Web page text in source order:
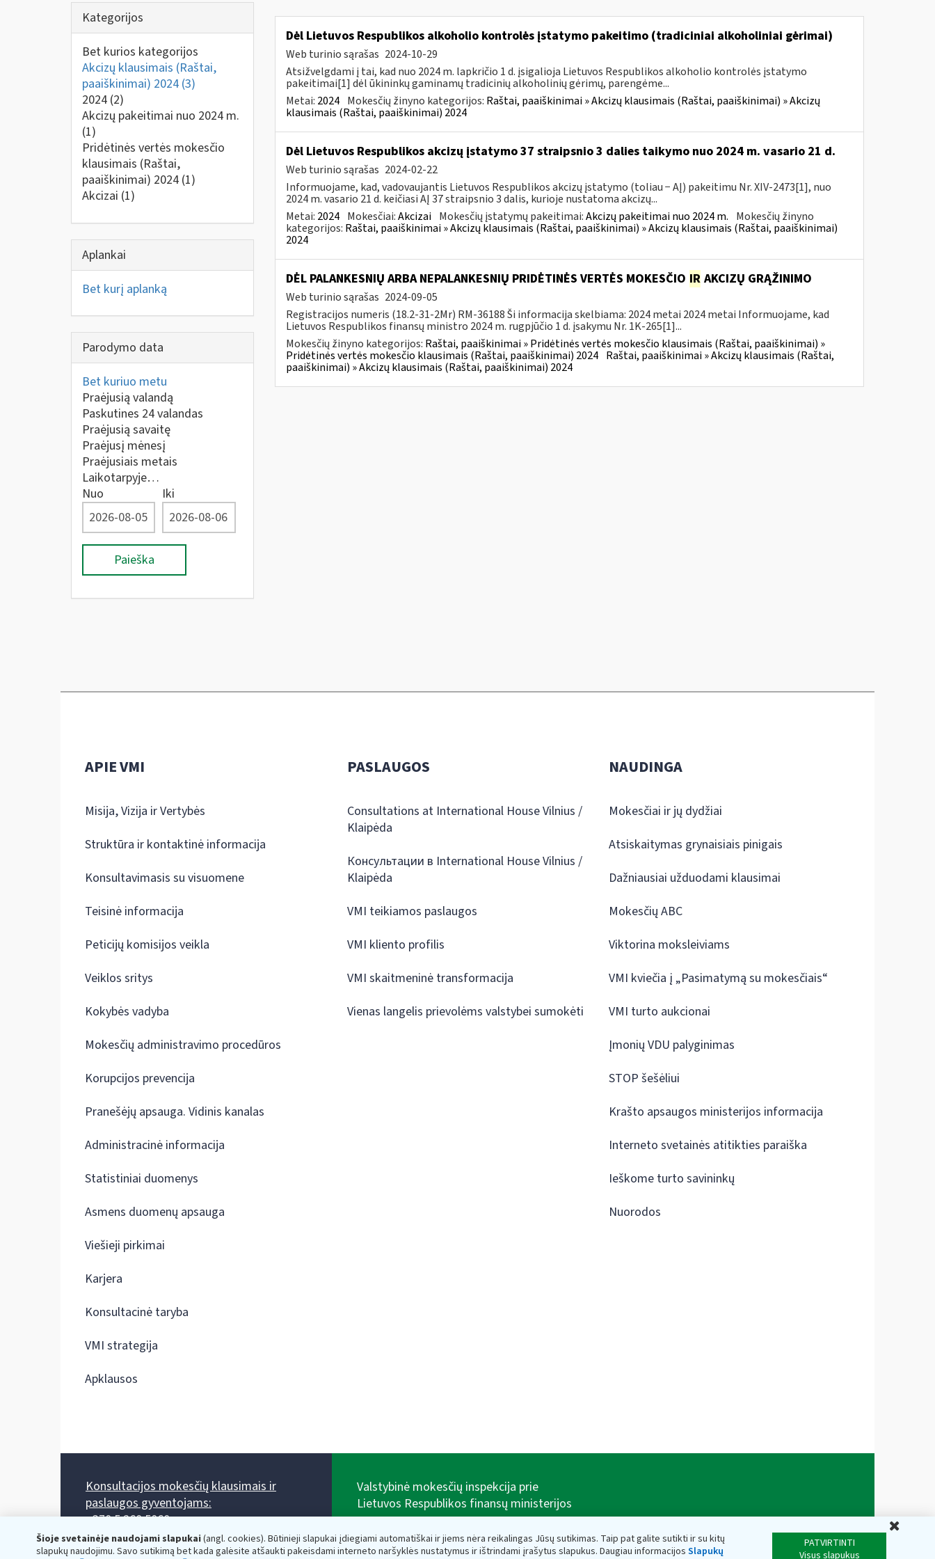
Kategorijos
Bet kurios kategorijos
Akcizų klausimais (Raštai,
paaiškinimai) 2024 (3)
2024 (2)
Akcizų pakeitimai nuo 2024 m.
(1)
Pridėtinės vertės mokesčio
klausimais (Raštai,
paaiškinimai) 2024 (1)
Akcizai (1)
Aplankai
Bet kurį aplanką
Parodymo data
Bet kuriuo metu
Praėjusią valandą
Paskutines 24 valandas
Praėjusią savaitę
Praėjusį mėnesį
Praėjusiais metais
Laikotarpyje…
Nuo
Iki
Paieška
Dėl Lietuvos Respublikos alkoholio kontrolės įstatymo pakeitimo (tradiciniai alkoholiniai gėrimai)
Web turinio sąrašas 2024-10-29
Atsižvelgdami į tai, kad nuo 2024 m. lapkričio 1 d. įsigalioja Lietuvos Respublikos alkoholio kontrolės įstatymo
pakeitimai[1] dėl ūkininkų gaminamų tradicinių alkoholinių gėrimų, parengėme...
Metai: 2024 Mokesčių žinyno kategorijos: Raštai, paaiškinimai » Akcizų klausimais (Raštai, paaiškinimai) » Akcizų
klausimais (Raštai, paaiškinimai) 2024
Dėl Lietuvos Respublikos akcizų įstatymo 37 straipsnio 3 dalies taikymo nuo 2024 m. vasario 21 d.
Web turinio sąrašas 2024-02-22
Informuojame, kad, vadovaujantis Lietuvos Respublikos akcizų įstatymo (toliau − AĮ) pakeitimu Nr. XIV-2473[1], nuo
2024 m. vasario 21 d. keičiasi AĮ 37 straipsnio 3 dalis, kurioje nustatoma akcizų...
Metai: 2024 Mokesčiai:Akcizai Mokesčių įstatymų pakeitimai:Akcizų pakeitimai nuo 2024 m. Mokesčių žinyno
kategorijos: Raštai, paaiškinimai » Akcizų klausimais (Raštai, paaiškinimai) » Akcizų klausimais (Raštai, paaiškinimai)
2024
DĖL PALANKESNIŲ ARBA NEPALANKESNIŲ PRIDĖTINĖS VERTĖS MOKESČIO IR AKCIZŲ GRĄŽINIMO
Web turinio sąrašas 2024-09-05
Registracijos numeris (18.2-31-2Mr) RM-36188 Ši informacija skelbiama: 2024 metai 2024 metai Informuojame, kad
Lietuvos Respublikos finansų ministro 2024 m. rugpjūčio 1 d. įsakymu Nr. 1K-265[1]...
Mokesčių žinyno kategorijos: Raštai, paaiškinimai » Pridėtinės vertės mokesčio klausimais (Raštai, paaiškinimai) »
Pridėtinės vertės mokesčio klausimais (Raštai, paaiškinimai) 2024 Raštai, paaiškinimai » Akcizų klausimais (Raštai,
paaiškinimai) » Akcizų klausimais (Raštai, paaiškinimai) 2024
Šioje svetainėje naudojami slapukai(angl. cookies). Būtinieji slapukai įdiegiami automatiškai ir jiems nėra reikalingas Jūsų sutikimas. Taip pat galite sutikti ir su kitų
slapukų naudojimu. Savo sutikimą bet kada galėsite atšaukti pakeisdami interneto naršyklės nustatymus ir ištrindami įrašytus slapukus. Daugiau informacijos Slapukų
PATVIRTINTI
Visus slapukus
APIE VMI
Misija, Vizija ir Vertybės
Struktūra ir kontaktinė informacija
Konsultavimasis su visuomene
Teisinė informacija
Peticijų komisijos veikla
Veiklos sritys
Kokybės vadyba
Mokesčių administravimo procedūros
Korupcijos prevencija
Pranešėjų apsauga. Vidinis kanalas
Administracinė informacija
Statistiniai duomenys
Asmens duomenų apsauga
Viešieji pirkimai
Karjera
Konsultacinė taryba
VMI strategija
Apklausos
PASLAUGOS
Consultations at International House Vilnius /
Klaipėda
Консультации в International House Vilnius /
Klaipėda
VMI teikiamos paslaugos
VMI kliento profilis
VMI skaitmeninė transformacija
Vienas langelis prievolėms valstybei sumokėti
NAUDINGA
Mokesčiai ir jų dydžiai
Atsiskaitymas grynaisiais pinigais
Dažniausiai užduodami klausimai
Mokesčių ABC
Viktorina moksleiviams
VMI kviečia į „Pasimatymą su mokesčiais“
VMI turto aukcionai
Įmonių VDU palyginimas
STOP šešėliui
Krašto apsaugos ministerijos informacija
Interneto svetainės atitikties paraiška
Ieškome turto savininkų
Nuorodos
Konsultacijos mokesčių klausimais ir
paslaugos gyventojams:
+370 5 260 5060
Darbo laikas: I-IV 8.00-17.00, V 8.00-15.45.
Prieššventinę dieną - viena valanda trumpiau.
Valstybinė mokesčių inspekcija prie
Lietuvos Respublikos finansų ministerijos
adresas: Vasario 16-osios g. 14, 01107 Vilnius, Lietuva,
el.paštas:vmi@vmi.lt, E. pristatymo dėžutės adresas